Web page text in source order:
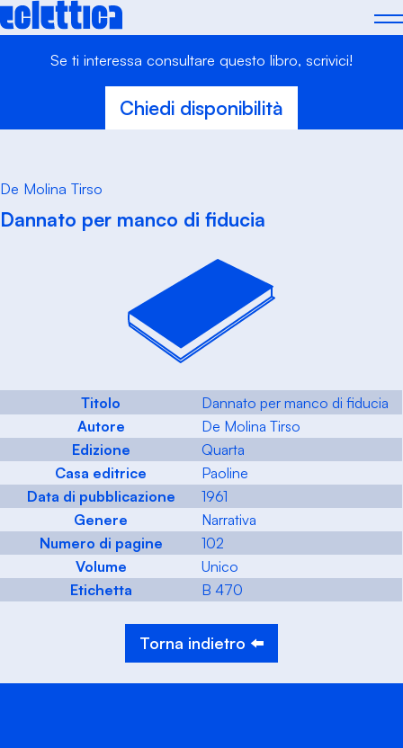
Skip
to
Se ti interessa consultare questo libro, scrivici!
Chiedi disponibilità
De Molina Tirso
Dannato per manco di fiducia
Titolo
Dannato per manco di fiducia
Autore
De Molina Tirso
Edizione
Quarta
Casa editrice
Paoline
Data di pubblicazione
1961
Genere
Narrativa
Numero di pagine
102
Volume
Unico
Etichetta
B 470
Torna indietro ⬅️